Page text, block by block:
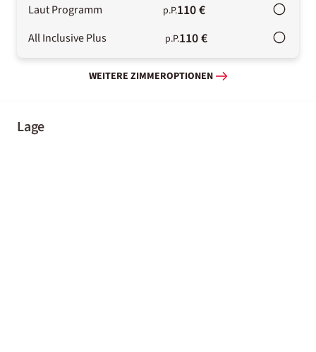
Laut Programm p.P.110 €
All Inclusive Plus p.P.110 €
WEITERE ZIMMEROPTIONEN
Lage